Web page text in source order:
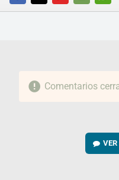
FACEBOOKTWITTERFLIPBOARD
E-
Comentarios
VER